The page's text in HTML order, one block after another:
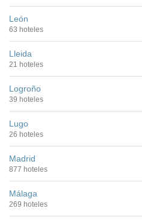
León
63 hoteles
Lleida
21 hoteles
Logroño
39 hoteles
Lugo
26 hoteles
Madrid
877 hoteles
Málaga
269 hoteles